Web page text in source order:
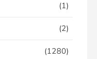
(1)
(2)
(1280)